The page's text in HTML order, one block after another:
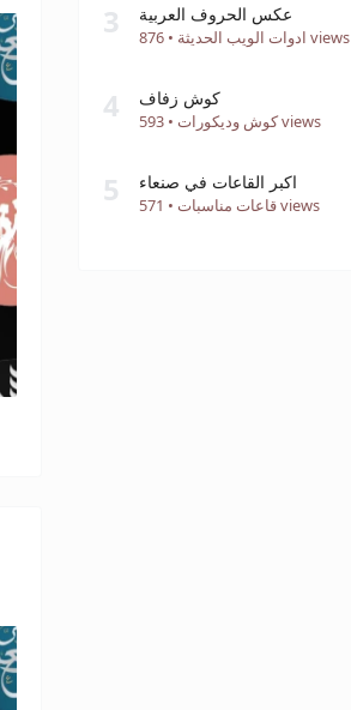
3 عكس الحروف العربية
ادوات الويب الحديثة • 876 views
4 كوش زفاف
كوش وديكورات • 593 views
5 اكبر القاعات في صنعاء
قاعات مناسبات • 571 views